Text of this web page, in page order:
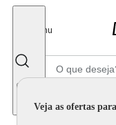
Menu
Veja as ofertas